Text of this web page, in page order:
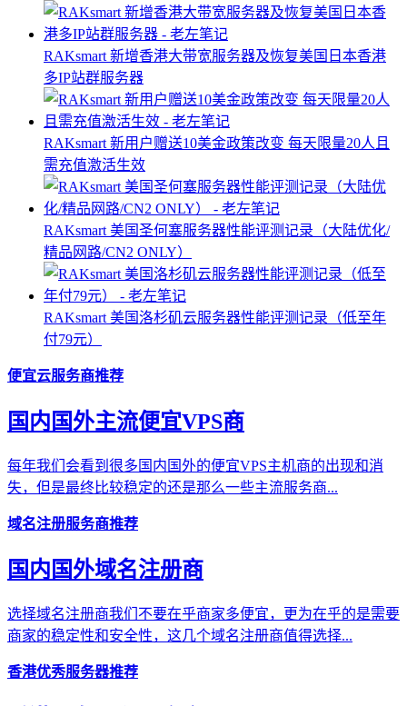
RAKsmart 新增香港大带宽服务器及恢复美国日本香港
多IP站群服务器
RAKsmart 新用户赠送10美金政策改变 每天限量20人且
需充值激活生效
RAKsmart 美国圣何塞服务器性能评测记录（大陆优化/
精品网路/CN2 ONLY）
RAKsmart 美国洛杉矶云服务器性能评测记录（低至年
付79元）
便宜云服务商推荐
国内国外主流便宜VPS商
每年我们会看到很多国内国外的便宜VPS主机商的出现和消
失，但是最终比较稳定的还是那么一些主流服务商...
域名注册服务商推荐
国内国外域名注册商
选择域名注册商我们不要在乎商家多便宜，更为在乎的是需要
商家的稳定性和安全性，这几个域名注册商值得选择...
香港优秀服务器推荐